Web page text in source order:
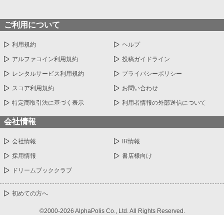
ご利用について
利用規約 ヘルプ
アルファコイン利用規約 投稿ガイドライン
レンタルサービス利用規約 プライバシーポリシー
スコア利用規約 お問い合わせ
特定商取引法に基づく表示 利用者情報の外部送信について
会社情報
会社情報 IR情報
採用情報 書店様向け
ドリームブッククラブ
初めての方へ
©2000-2026 AlphaPolis Co., Ltd. All Rights Reserved.